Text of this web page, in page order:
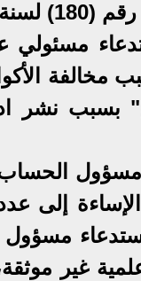
المنظمة.
مسئولي
مخالفة
بسبب نشر
مسؤول
إلى
غير موثقة،